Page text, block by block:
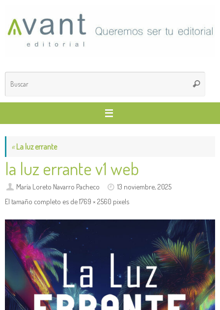
contenido
Buscar
«La luz errante
la luz errante v1 web
María Loreto Navarro Pacheco
13 noviembre, 2025
El tamaño completo es de1769 × 2560 pixels